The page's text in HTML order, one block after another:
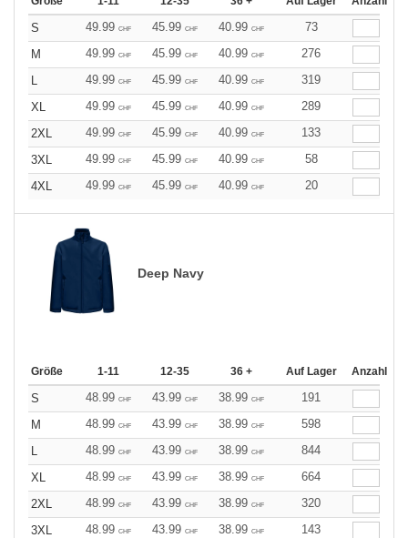
S 49.99 CHF 45.99 CHF 40.99 CHF
73
M
49.99 CHF 45.99 CHF 40.99 CHF
276
L
49.99 CHF 45.99 CHF 40.99 CHF
319
XL
49.99 CHF 45.99 CHF 40.99 CHF
289
2XL
49.99 CHF 45.99 CHF 40.99 CHF
133
3XL
49.99 CHF 45.99 CHF 40.99 CHF
58
4XL
49.99 CHF 45.99 CHF 40.99 CHF 20
Deep Navy
Größe 1-11 12-35 36 + Auf Lager Anzahl
S 48.99 CHF 43.99 CHF 38.99 CHF
191
M
48.99 CHF 43.99 CHF 38.99 CHF
598
L
48.99 CHF 43.99 CHF 38.99 CHF
844
XL
48.99 CHF 43.99 CHF 38.99 CHF
664
2XL
48.99 CHF 43.99 CHF 38.99 CHF
320
3XL
48.99 CHF 43.99 CHF 38.99 CHF
143